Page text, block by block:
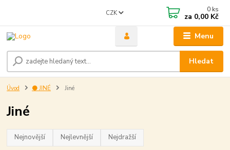
Menu
CZK
Hledat
0 ks
za 0,00 Kč
Úvod ⚫ JINÉ Jiné
Jiné
Nejnovější Nejlevnější Nejdražší